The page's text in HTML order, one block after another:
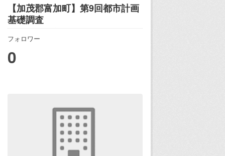
【加茂郡富加町】第9回都市計画
基礎調査
フォロワー
0